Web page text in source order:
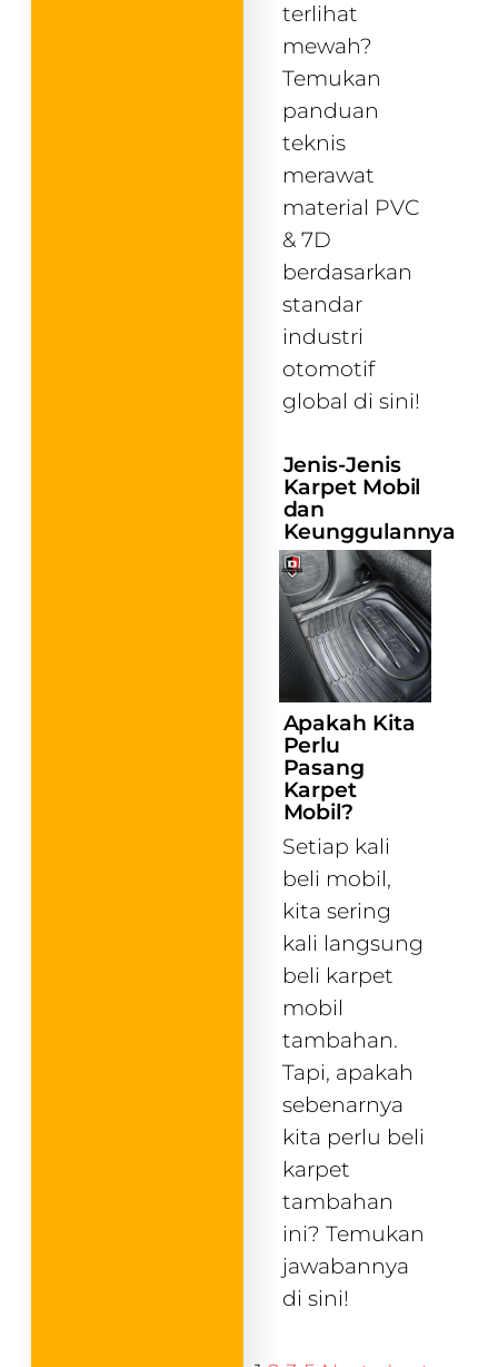
terlihat
mewah?
Temukan
panduan
teknis
merawat
material PVC
& 7D
berdasarkan
standar
industri
otomotif
global di sini!
Jenis-Jenis
Karpet Mobil
dan
Keunggulannya
Apakah Kita
Perlu
Pasang
Karpet
Mobil?
Setiap kali
beli mobil,
kita sering
kali langsung
beli karpet
mobil
tambahan.
Tapi, apakah
sebenarnya
kita perlu beli
karpet
tambahan
ini? Temukan
jawabannya
di sini!